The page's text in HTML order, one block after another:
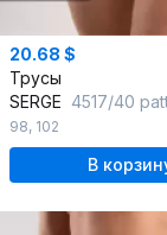
20.68 $
Трусы
SERGE 4517/40
98, 102
В